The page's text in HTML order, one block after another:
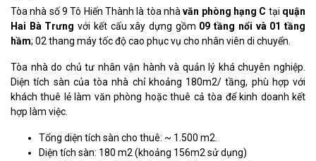
Tòa nhà số 9 Tô Hiến Thành là tòa nhàvăn phòng hạng C tại quận
Hai Bà Trưng với kết cấu xây dựng gồm 09 tầng nổi và 01 tầng
hầm; 02 thang máy tốc độ cao phục vụ cho nhân viên di chuyển.
Tòa nhà do chủ tư nhân vận hành và quản lý khá chuyên nghiệp.
Diện tích sàn của tòa nhà chỉ khoảng 180m2/ tầng, phù hợp với
khách thuê lẻ làm văn phòng hoặc thuê cả tòa để kinh doanh kết
hợp làm việc.
Tổng diện tích sàn cho thuê: ~ 1.500 m2.
Diện tích sàn: 180 m2 (khoảng 156m2 sử dụng)